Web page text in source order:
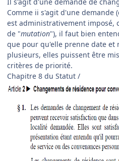
Comme ii s'agit d'une demande
est administrativement imposé,
de "mutation"), il faut bien
que pour qu'elle prenne date et
plusieurs, elles puissent être
critères de priorité.
Chapitre 8 du Statut /